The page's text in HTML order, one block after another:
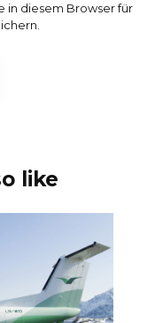
in diesem Browser für
like